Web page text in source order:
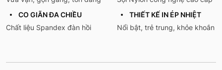
CO GIÃN ĐA CHIỀU
Chất liệu Spandex đàn hồi
THIẾT KẾ IN ÉP NHIỆT
Nổi bật, trẻ trung, khỏe khoắn